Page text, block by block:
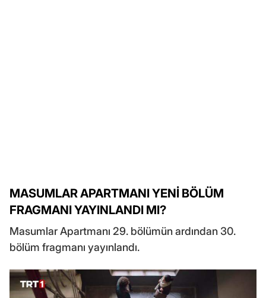
MASUMLAR APARTMANI YENİ BÖLÜM
FRAGMANI YAYINLANDI MI?
Masumlar Apartmanı 29. bölümün ardından 30.
bölüm fragmanı yayınlandı.